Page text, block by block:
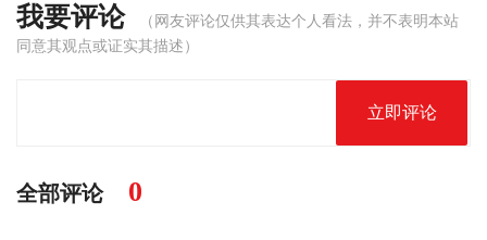
我要评论
（网友评论仅供其表达个人看法，并不表明本站
同意其观点或证实其描述）
立即评论
全部评论 0